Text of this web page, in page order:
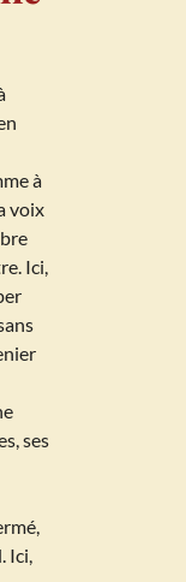
à
voix
Ici,
ses
Ici,